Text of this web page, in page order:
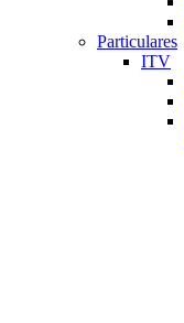
Particulares
ITV